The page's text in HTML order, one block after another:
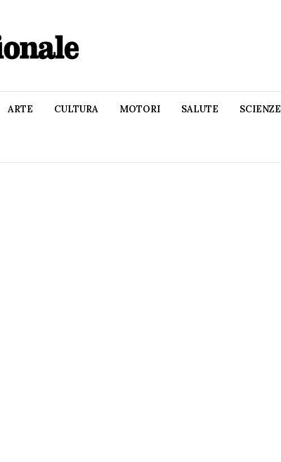
ARTE CULTURA MOTORI SALUTE SCIENZE